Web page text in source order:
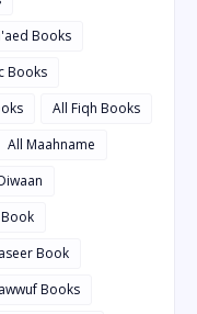
Books
Books
All Fiqh Books
All Maahname
Book
Books